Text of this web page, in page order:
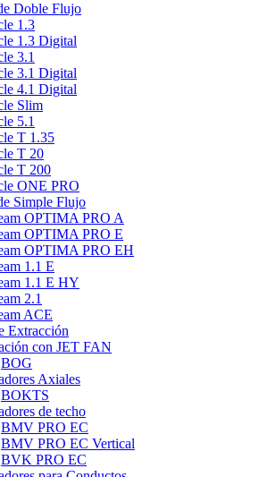
Doble Flujo
1.3
1.3 Digital
3.1
3.1 Digital
4.1 Digital
Slim
5.1
T 1.35
T 20
T 200
ONE PRO
Simple Flujo
OPTIMA PRO A
OPTIMA PRO E
OPTIMA PRO EH
1.1 E
1.1 E HY
2.1
ACE
Extracción
con JET FAN
BOG
Axiales
BOKTS
de techo
BMV PRO EC
BMV PRO EC Vertical
BVK PRO EC